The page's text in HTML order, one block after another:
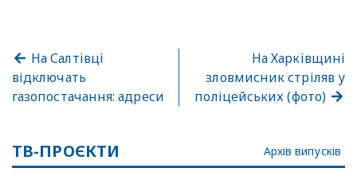
На Салтівці
відключать
газопостачання: адреси
На Харківщині
зловмисник стріляв у
поліцейських (фото)
ТВ-ПРОЄКТИ Архів випусків